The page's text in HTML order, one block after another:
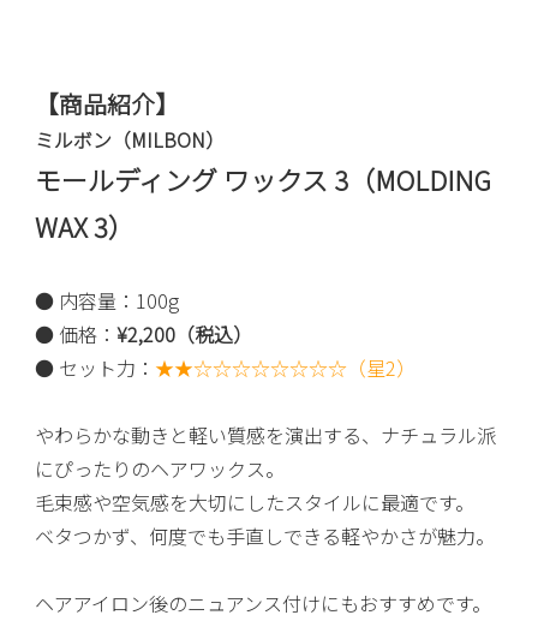
【商品紹介】
ミルボン（MILBON）
モールディング ワックス 3（MOLDING
WAX 3）
● 内容量：100g
● 価格： ¥2,200（税込）
● セット力： ★★☆☆☆☆☆☆☆☆（星2）
やわらかな動きと軽い質感を演出する、ナチュラル派
にぴったりのヘアワックス。
毛束感や空気感を大切にしたスタイルに最適です。
ベタつかず、何度でも手直しできる軽やかさが魅力。
ヘアアイロン後のニュアンス付けにもおすすめです。